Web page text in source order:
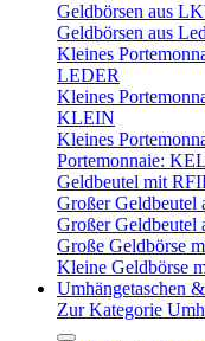
Geldbörsen aus
Geldbörsen aus
Kleines
LEDER
Kleines
KLEIN
Kleines
Portemonnaie:
Geldbeutel mit
Großer
Großer
Große Geldbörse
Kleine Geldbörse
Umhängetaschen
Zur Kategorie